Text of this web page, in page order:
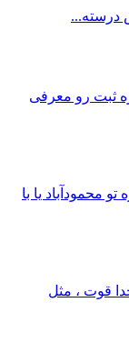
درسته...
ثبت‌ رو معرفی
محمودآباد یا با
قوت ، مثل